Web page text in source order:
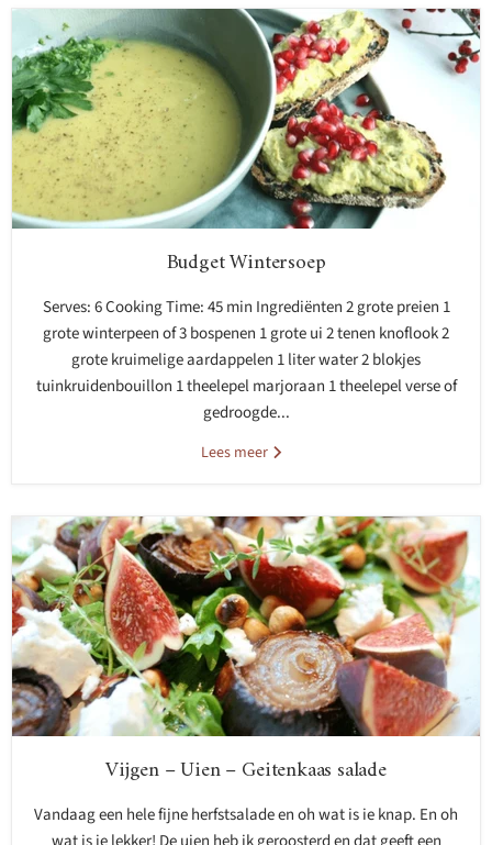
Budget Wintersoep
Serves: 6 Cooking Time: 45 min Ingrediënten 2 grote preien 1
grote winterpeen of 3 bospenen 1 grote ui 2 tenen knoflook 2
grote kruimelige aardappelen 1 liter water 2 blokjes
tuinkruidenbouillon 1 theelepel marjoraan 1 theelepel verse of
gedroogde...
Lees meer
Vijgen – Uien – Geitenkaas salade
Vandaag een hele fijne herfstsalade en oh wat is ie knap. En oh